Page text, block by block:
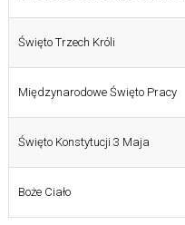
Święto Trzech Króli
Międzynarodowe Święto Pracy
Święto Konstytucji 3 Maja
Boże Ciało